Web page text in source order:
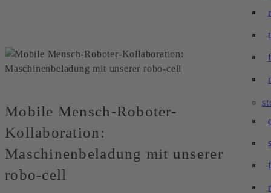
Mobile Mensch-Roboter-
Kollaboration:
Maschinenbeladung mit unserer
robo-cell